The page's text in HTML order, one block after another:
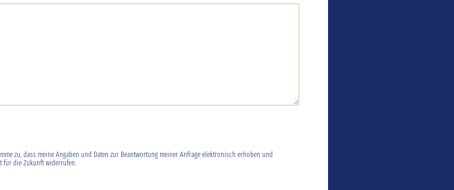
zu, dass meine Angaben und Daten zur Beantwortung meiner Anfrage elektronisch erhoben und
für die Zukunft widerrufen.